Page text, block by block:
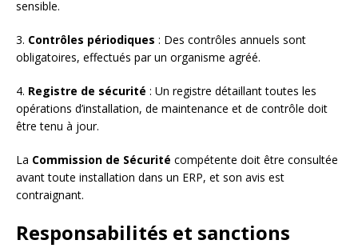
sensible.
3. Contrôles périodiques : Des contrôles annuels sont
obligatoires, effectués par un organisme agréé.
4. Registre de sécurité : Un registre détaillant toutes les
opérations d’installation, de maintenance et de contrôle doit
être tenu à jour.
La Commission de Sécurité compétente doit être consultée
avant toute installation dans un ERP, et son avis est
contraignant.
Responsabilités et sanctions